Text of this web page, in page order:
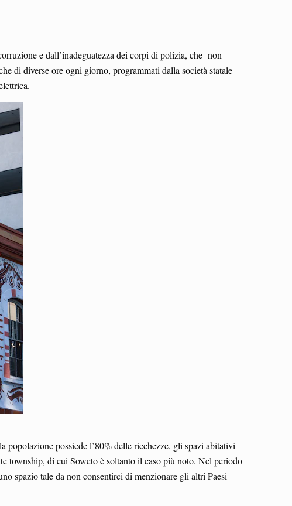
e dall’inadeguatezza dei corpi di polizia, che non
di diverse ore ogni giorno, programmati dalla società statale
possiede l’80% delle ricchezze, gli spazi abitativi
township, di cui Soweto è soltanto il caso più noto. Nel periodo
spazio tale da non consentirci di menzionare gli altri Paesi